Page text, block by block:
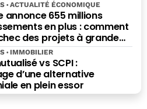
annonce 655 millions
en plus : comment
des projets à grande
ACTUALITÉ ÉCONOMIQUE
vs SCPI :
d’une alternative
en plein essor
IMMOBILIER